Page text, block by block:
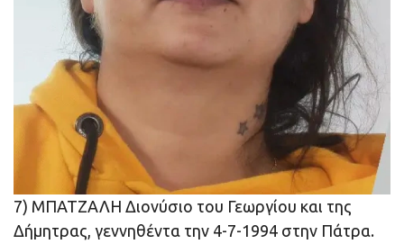
7) ΜΠΑΤΖΑΛΗ Διονύσιο του Γεωργίου και της
Δήμητρας, γεννηθέντα την 4-7-1994 στην Πάτρα.